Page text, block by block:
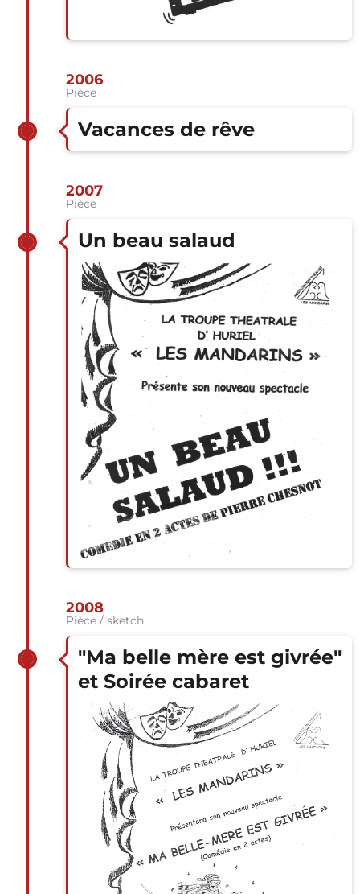
2006
Pièce
Vacances de rêve
2007
Pièce
Un beau salaud
2008
Pièce / sketch
"Ma belle mère est givrée"
et Soirée cabaret